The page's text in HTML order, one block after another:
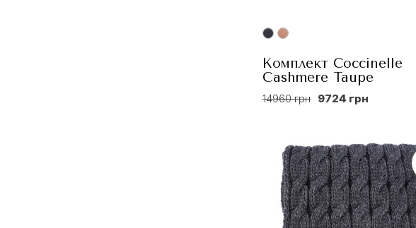
Комплект Coccinelle
Сashmere Taupe
14960 грн 9724 грн